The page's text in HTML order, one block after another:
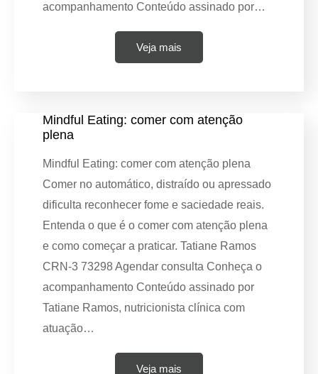
acompanhamento Conteúdo assinado por…
Veja mais
Mindful Eating: comer com atenção
plena
Mindful Eating: comer com atenção plena
Comer no automático, distraído ou apressado
dificulta reconhecer fome e saciedade reais.
Entenda o que é o comer com atenção plena
e como começar a praticar. Tatiane Ramos
CRN-3 73298 Agendar consulta Conheça o
acompanhamento Conteúdo assinado por
Tatiane Ramos, nutricionista clínica com
atuação…
Veja mais